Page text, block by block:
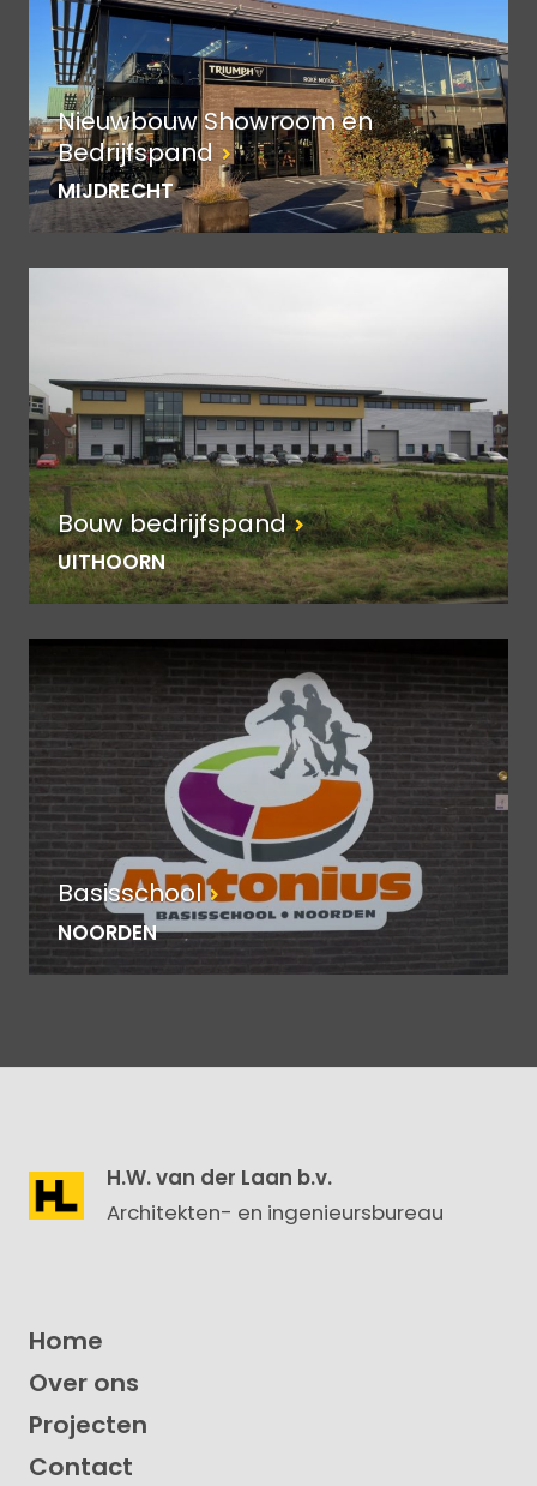
Nieuwbouw Showroom en
Bedrijfspand
MIJDRECHT
Bouw bedrijfspand
UITHOORN
Basisschool
NOORDEN
H.W. van der Laan b.v.
Architekten- en ingenieursbureau
Home
Over ons
Projecten
Contact